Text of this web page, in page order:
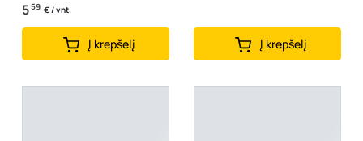
559 € / vnt.
Į krepšelį Į krepšelį